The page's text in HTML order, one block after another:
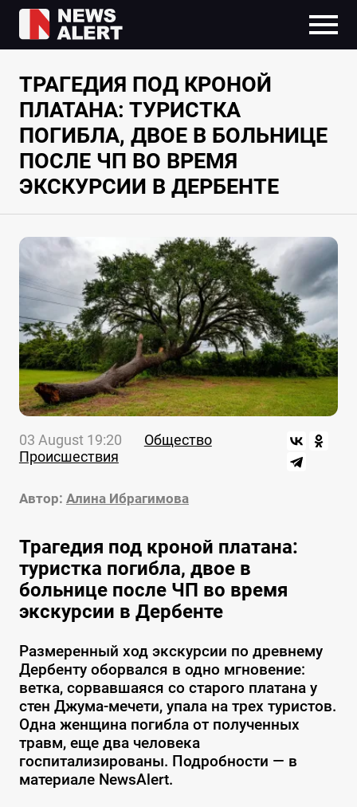
ТРАГЕДИЯ ПОД КРОНОЙ
ПЛАТАНА: ТУРИСТКА
ПОГИБЛА, ДВОЕ В БОЛЬНИЦЕ
ПОСЛЕ ЧП ВО ВРЕМЯ
ЭКСКУРСИИ В ДЕРБЕНТЕ
03 August 19:20
Общество
Происшествия
Автор: Алина Ибрагимова
Трагедия под кроной платана:
туристка погибла, двое в
больнице после ЧП во время
экскурсии в Дербенте
Размеренный ход экскурсии по древнему
Дербенту оборвался в одно мгновение:
ветка, сорвавшаяся со старого платана у
стен Джума-мечети, упала на трех туристов.
Одна женщина погибла от полученных
травм, еще два человека
госпитализированы. Подробности — в
материале NewsAlert.